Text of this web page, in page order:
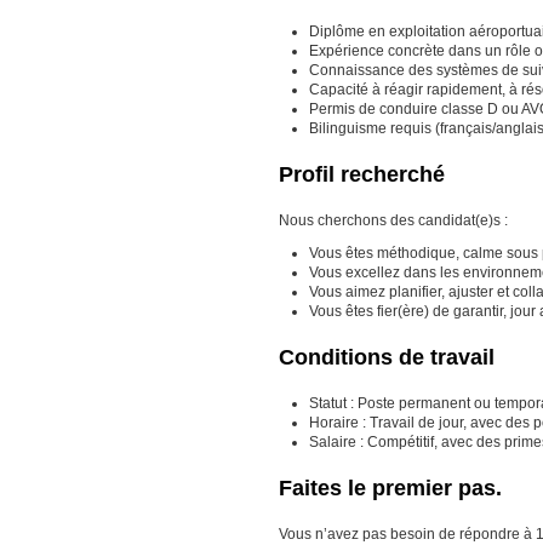
Diplôme en exploitation
Expérience concrète dans un rôle
Connaissance des systèmes de
Capacité à réagir rapidement, à
Permis de conduire classe D ou
Bilinguisme requis (français/
Profil recherché
Nous cherchons des candidat(e)s :
Vous êtes méthodique, calme
Vous excellez dans les
Vous aimez planifier, ajuster et
Vous êtes fier(ère) de garantir,
Conditions de travail
Statut : Poste permanent ou
Horaire : Travail de jour, avec des
Salaire : Compétitif, avec des
Faites le premier pas.
Vous n’avez pas besoin de répondre à